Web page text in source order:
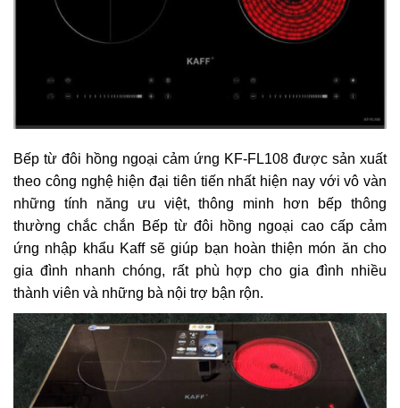
Bếp từ đôi hồng ngoại cảm ứng KF-FL108 được sản xuất
theo công nghệ hiện đại tiên tiến nhất hiện nay với vô vàn
những tính năng ưu việt, thông minh hơn bếp thông
thường chắc chắn Bếp từ đôi hồng ngoại cao cấp cảm
ứng nhập khẩu Kaff sẽ giúp bạn hoàn thiện món ăn cho
gia đình nhanh chóng, rất phù hợp cho gia đình nhiều
thành viên và những bà nội trợ bận rộn.